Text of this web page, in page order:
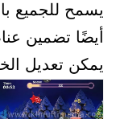
يسمح للجميع
أيضًا تضمين
يمكن تعديل